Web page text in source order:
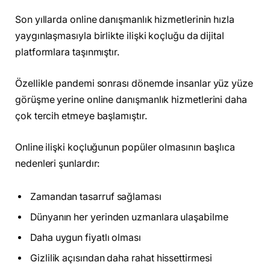
Son yıllarda online danışmanlık hizmetlerinin hızla
yaygınlaşmasıyla birlikte ilişki koçluğu da dijital
platformlara taşınmıştır.
Özellikle pandemi sonrası dönemde insanlar yüz yüze
görüşme yerine online danışmanlık hizmetlerini daha
çok tercih etmeye başlamıştır.
Online ilişki koçluğunun popüler olmasının başlıca
nedenleri şunlardır:
Zamandan tasarruf sağlaması
Dünyanın her yerinden uzmanlara ulaşabilme
Daha uygun fiyatlı olması
Gizlilik açısından daha rahat hissettirmesi